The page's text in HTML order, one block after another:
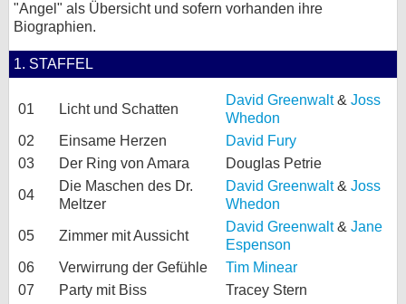
"Angel" als Übersicht und sofern vorhanden ihre
Biographien.
1. STAFFEL
01 Licht und Schatten
David Greenwalt& Joss
Whedon
02
Einsame Herzen
David Fury
03
Der Ring von Amara Douglas Petrie
04
Die Maschen des Dr.
Meltzer
David Greenwalt& Joss
Whedon
05 Zimmer mit Aussicht
David Greenwalt& Jane
Espenson
06
Verwirrung der Gefühle
Tim Minear
07
Party mit Biss Tracey Stern
Specials
Gewinnspiele
Forum
bei Facebook
Kontakt
Nutzungsbedingungen